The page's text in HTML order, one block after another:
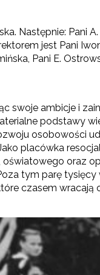
Następnie: Pani A.
jest Pani
Pani E.
swoje ambicje i
podstawy
osobowości
placówka
oraz
tym parę
czasem wracają